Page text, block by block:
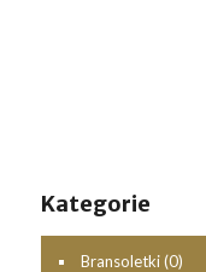
Kategorie
Bransoletki (0)